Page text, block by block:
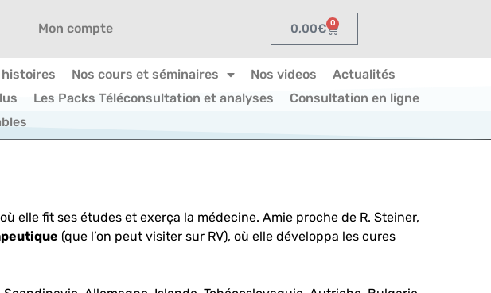
Mon compte 0,00€ 0
Nos cours et séminaires Nos videos
Actualités
Les Packs Téléconsultation et analyses
Consultation en ligne
elle fit ses études et exerça la médecine. Amie proche de R. Steiner,
(que l’on peut visiter sur RV), où elle développa les cures